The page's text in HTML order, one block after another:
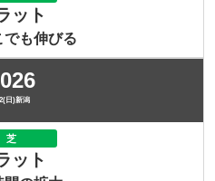
ット
でも伸びる
日)新潟
芝
ット